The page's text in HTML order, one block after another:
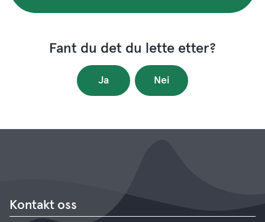
Fant du det du lette etter?
Ja Nei
Kontakt oss